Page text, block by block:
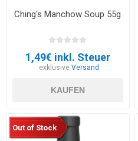
Ching's Manchow Soup 55g
1,49€ inkl. Steuer
exklusiveVersand
KAUFEN
Out of Stock